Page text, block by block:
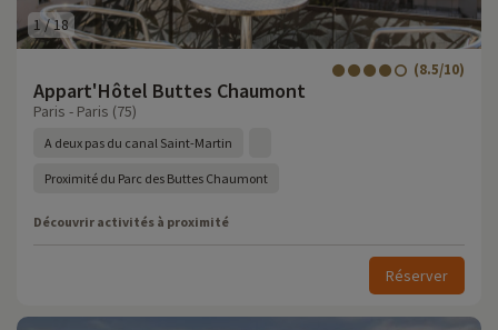
1/18
Appart'Hôtel Buttes Chaumont
(8.5/10)
Paris - Paris (75)
A deux pas du canal Saint-Martin
Proximité du Parc des Buttes Chaumont
Découvrir activités à proximité
Réserver